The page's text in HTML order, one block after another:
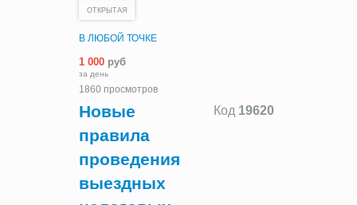
ОТКРЫТАЯ
В ЛЮБОЙ ТОЧКЕ
1 000 руб
за день
1860 просмотров
Код 19620
Новые
правила
проведения
выездных